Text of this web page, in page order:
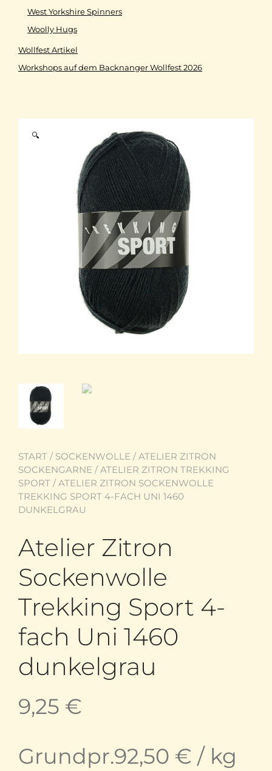
🔍
START / SOCKENWOLLE /ATELIER ZITRON
SOCKENGARNE /ATELIER ZITRON TREKKING
SPORT / ATELIER ZITRON SOCKENWOLLE
TREKKING SPORT 4-FACH UNI 1460
DUNKELGRAU
Atelier Zitron
Sockenwolle
Trekking Sport 4-
fach Uni 1460
dunkelgrau
9,25 €
Grundpr.92,50 € / kg
West Yorkshire Spinners
Woolly Hugs
Wollfest Artikel
Workshops auf dem Backnanger Wollfest 2026